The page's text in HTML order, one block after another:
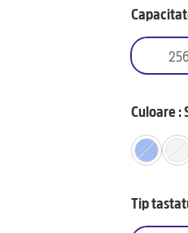
Culoare :
Tip